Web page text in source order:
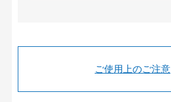
ご使用上のご注意